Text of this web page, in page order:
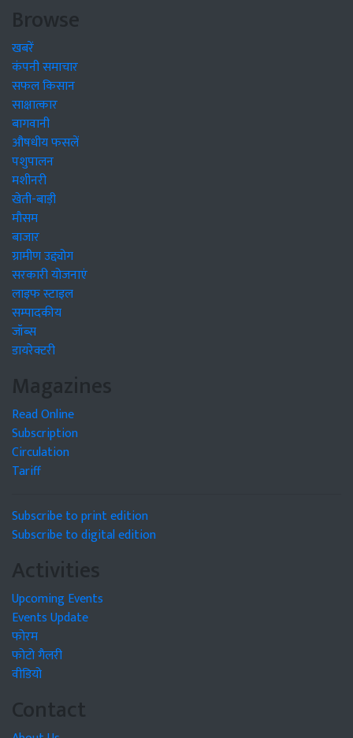
Browse
खबरें
कंपनी समाचार
सफल किसान
साक्षात्कार
बागवानी
औषधीय फसलें
पशुपालन
मशीनरी
खेती-बाड़ी
मौसम
बाजार
ग्रामीण उद्द्योग
सरकारी योजनाएं
लाइफ स्टाइल
सम्पादकीय
जॉब्स
डायरेक्टरी
Magazines
Read Online
Subscription
Circulation
Tariff
Subscribe to print edition
Subscribe to digital edition
Activities
Upcoming Events
Events Update
फोरम
फोटो गैलरी
वीडियो
Contact